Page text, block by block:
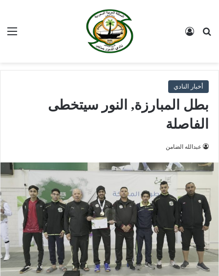
بحث عن
أخبار النادي
بطل المبارزة, النور سيتخطى
الفاصلة
عبدالله الضامن